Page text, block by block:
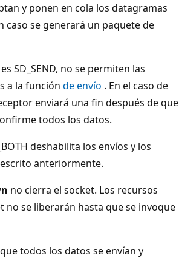
y ponen en cola los datagramas
caso se generará un paquete de
es SD_SEND, no se permiten las
a la función de envío . En el caso de
enviará una fin después de que
todos los datos.
deshabilita los envíos y los
anteriormente.
no cierra el socket. Los recursos
no se liberarán hasta que se invoque
todos los datos se envían y